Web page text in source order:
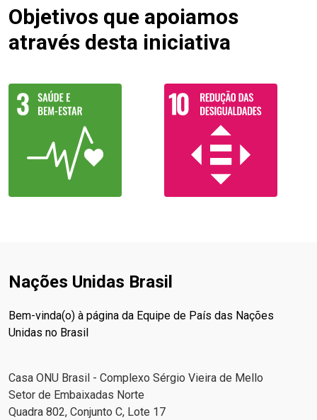
Objetivos que apoiamos
através desta iniciativa
Nações Unidas Brasil
Bem-vinda(o) à página da Equipe de País das Nações
Unidas no Brasil
Casa ONU Brasil - Complexo Sérgio Vieira de Mello
Setor de Embaixadas Norte
Quadra 802, Conjunto C, Lote 17